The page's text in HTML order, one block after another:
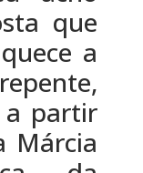
que
a
a partir
Márcia